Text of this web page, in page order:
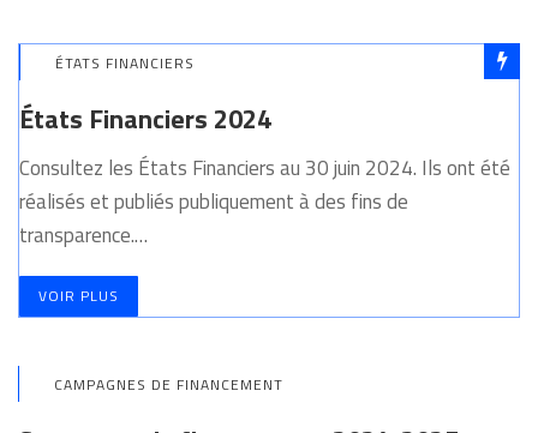
ÉTATS FINANCIERS
États Financiers 2024
Consultez les États Financiers au 30 juin 2024. Ils ont été
réalisés et publiés publiquement à des fins de
transparence.…
VOIR PLUS
CAMPAGNES DE FINANCEMENT